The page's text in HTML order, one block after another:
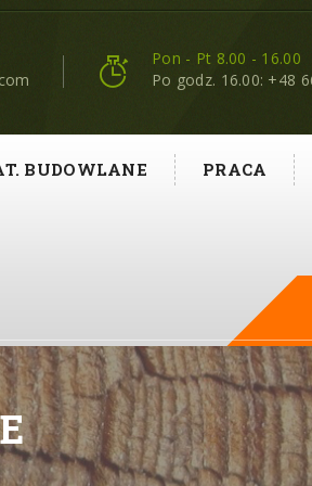
Pon - Pt 8.00 - 16.00
Po godz. 16.00: +48
BUDOWLANE PRACA